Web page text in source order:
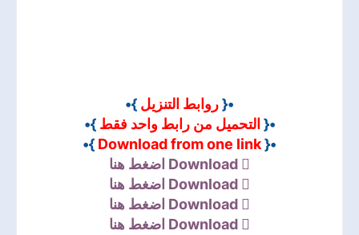
•{روابط التنزيل }•
•{ التحميل من رابط واحد فقط }•
•{
Download from one link
}•
Download اضغط هنا
Download اضغط هنا
Download اضغط هنا
Download اضغط هنا